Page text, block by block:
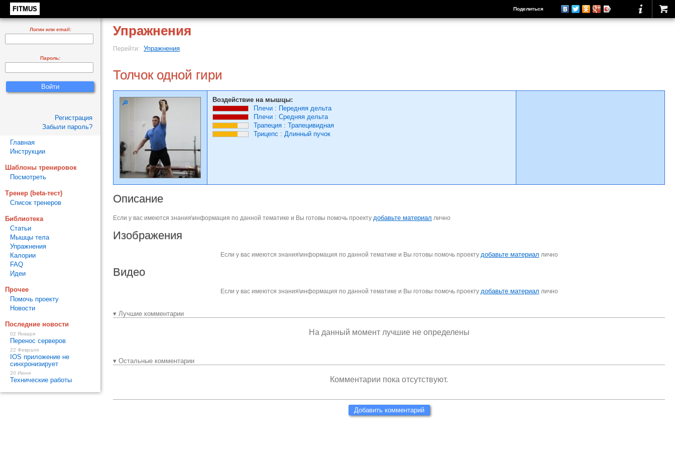
FITMUS Поделиться
Упражнения
Перейти: Упражнения
Толчок одной гири
Воздействие на мышцы:
Плечи : Передняя дельта
Плечи : Средняя дельта
Трапеция : Трапецивидная
Трицепс : Длинный пучок
Описание
Если у вас имеются знания\информация по данной тематике и Вы готовы помочь проекту добавьте материал лично
Изображения
Если у вас имеются знания\информация по данной тематике и Вы готовы помочь проекту добавьте материал лично
Видео
Если у вас имеются знания\информация по данной тематике и Вы готовы помочь проекту добавьте материал лично
▾ Лучшие комментарии
На данный момент лучшие не определены
▾ Остальные комментарии
Комментарии пока отсутствуют.
Добавить комментарий
Логин или email:
Пароль:
Регистрация
Забыли пароль?
Главная
Инструкции
Шаблоны тренировок
Посмотреть
Тренер (beta-тест)
Список тренеров
Библиотека
Статьи
Мышцы тела
Упражнения
Калории
FAQ
Идеи
Прочее
Помочь проекту
Новости
Последние новости
02 Января
Перенос серверов
22 Февраля
IOS приложение не
синхронизирует
20 Июня
Технические работы